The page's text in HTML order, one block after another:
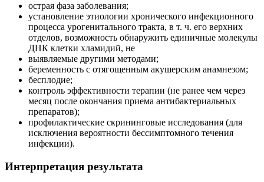
острая фаза заболевания;
установление этиологии хронического инфекционного
процесса урогенитального тракта, в т. ч. его верхних
отделов, возможность обнаружить единичные молекулы
ДНК клетки хламидий, не
выявляемые другими методами;
беременность с отягощенным акушерским анамнезом;
бесплодие;
контроль эффективности терапии (не ранее чем через
месяц после окончания приема антибактериальных
препаратов);
профилактические скрининговые исследования (для
исключения вероятности бессимптомного течения
инфекции).
Интерпретация результата